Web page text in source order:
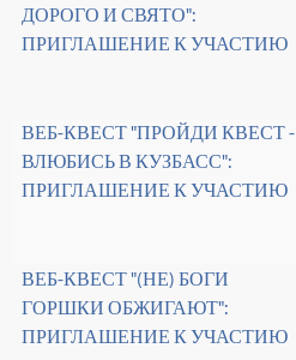
ДОРОГО И СВЯТО":
ПРИГЛАШЕНИЕ К УЧАСТИЮ
ВЕБ-КВЕСТ "ПРОЙДИ КВЕСТ -
ВЛЮБИСЬ В КУЗБАСС":
ПРИГЛАШЕНИЕ К УЧАСТИЮ
ВЕБ-КВЕСТ "(НЕ) БОГИ
ГОРШКИ ОБЖИГАЮТ":
ПРИГЛАШЕНИЕ К УЧАСТИЮ